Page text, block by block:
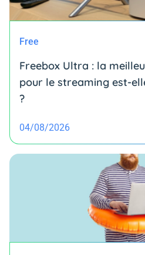
Free
Freebox Ultra : la
pour le streaming est-
?
04/08/2026